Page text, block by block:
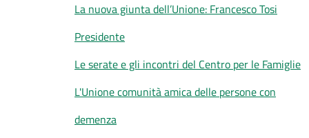
La nuova giunta dell’Unione: Francesco Tosi
Presidente
Le serate e gli incontri del Centro per le Famiglie
L'Unione comunità amica delle persone con
demenza